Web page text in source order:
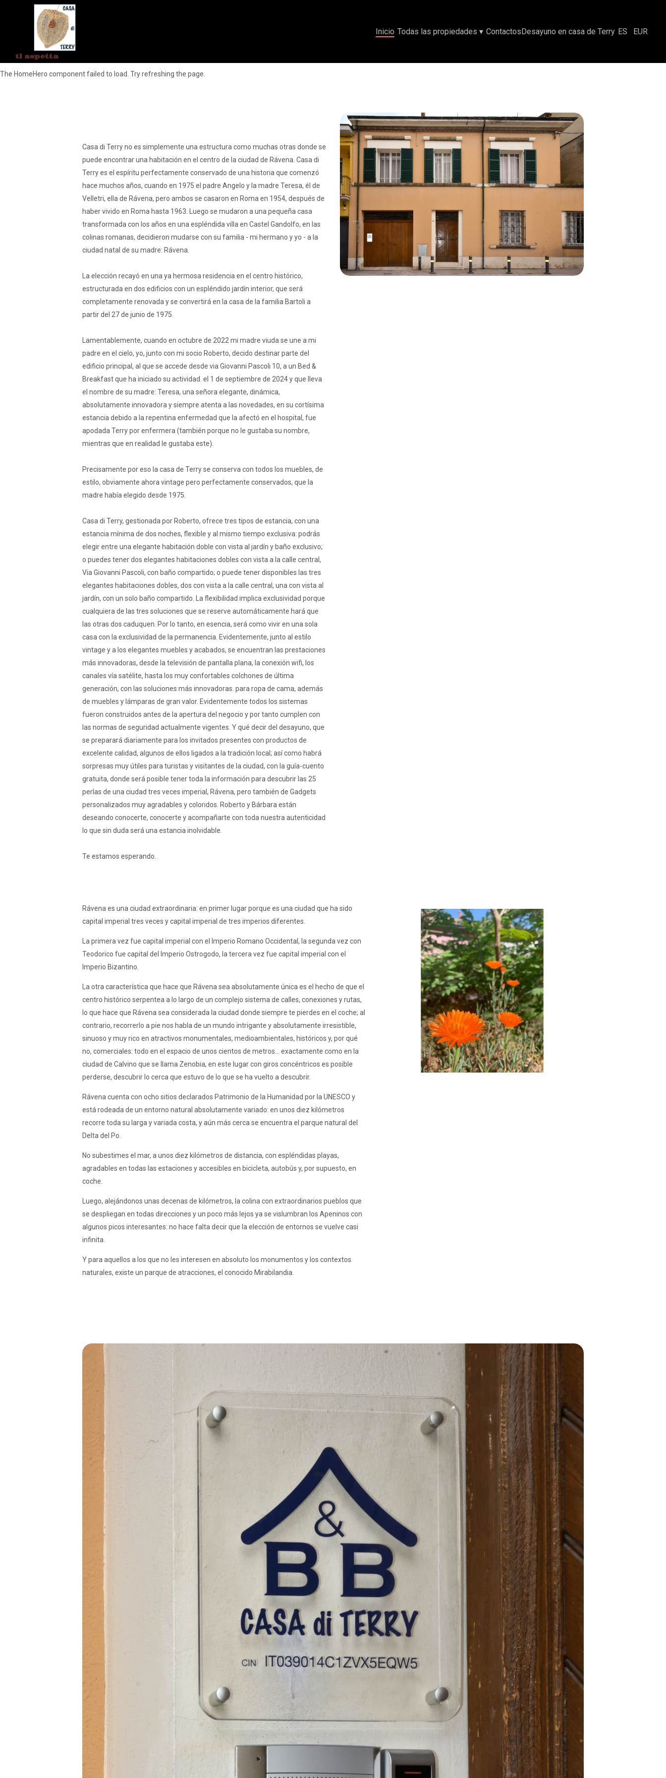
ti aspetta
Inicio Todas las propiedades ▾ Contactos Desayuno en casa de Terry ES EUR
The HomeHero component failed to load. Try refreshing the page.
Casa di Terry no es simplemente una estructura como muchas otras donde se
puede encontrar una habitación en el centro de la ciudad de Rávena. Casa di
Terry es el espíritu perfectamente conservado de una historia que comenzó
hace muchos años, cuando en 1975 el padre Angelo y la madre Teresa, él de
Velletri, ella de Rávena, pero ambos se casaron en Roma en 1954, después de
haber vivido en Roma hasta 1963. Luego se mudaron a una pequeña casa
transformada con los años en una espléndida villa en Castel Gandolfo, en las
colinas romanas, decidieron mudarse con su familia - mi hermano y yo - a la
ciudad natal de su madre: Rávena.
La elección recayó en una ya hermosa residencia en el centro histórico,
estructurada en dos edificios con un espléndido jardín interior, que será
completamente renovada y se convertirá en la casa de la familia Bartoli a
partir del 27 de junio de 1975.
Lamentablemente, cuando en octubre de 2022 mi madre viuda se une a mi
padre en el cielo, yo, junto con mi socio Roberto, decido destinar parte del
edificio principal, al que se accede desde via Giovanni Pascoli 10, a un Bed &
Breakfast que ha iniciado su actividad. el 1 de septiembre de 2024 y que lleva
el nombre de su madre: Teresa, una señora elegante, dinámica,
absolutamente innovadora y siempre atenta a las novedades, en su cortísima
estancia debido a la repentina enfermedad que la afectó en el hospital, fue
apodada Terry por enfermera (también porque no le gustaba su nombre,
mientras que en realidad le gustaba este).
Precisamente por eso la casa de Terry se conserva con todos los muebles, de
estilo, obviamente ahora vintage pero perfectamente conservados, que la
madre había elegido desde 1975.
Casa di Terry, gestionada por Roberto, ofrece tres tipos de estancia, con una
estancia mínima de dos noches, flexible y al mismo tiempo exclusiva: podrás
elegir entre una elegante habitación doble con vista al jardín y baño exclusivo;
o puedes tener dos elegantes habitaciones dobles con vista a la calle central,
Via Giovanni Pascoli, con baño compartido; o puede tener disponibles las tres
elegantes habitaciones dobles, dos con vista a la calle central, una con vista al
jardín, con un solo baño compartido. La flexibilidad implica exclusividad porque
cualquiera de las tres soluciones que se reserve automáticamente hará que
las otras dos caduquen. Por lo tanto, en esencia, será como vivir en una sola
casa con la exclusividad de la permanencia. Evidentemente, junto al estilo
vintage y a los elegantes muebles y acabados, se encuentran las prestaciones
más innovadoras, desde la televisión de pantalla plana, la conexión wifi, los
canales vía satélite, hasta los muy confortables colchones de última
generación, con las soluciones más innovadoras. para ropa de cama, además
de muebles y lámparas de gran valor. Evidentemente todos los sistemas
fueron construidos antes de la apertura del negocio y por tanto cumplen con
las normas de seguridad actualmente vigentes. Y qué decir del desayuno, que
se preparará diariamente para los invitados presentes con productos de
excelente calidad, algunos de ellos ligados a la tradición local; así como habrá
sorpresas muy útiles para turistas y visitantes de la ciudad, con la guía-cuento
gratuita, donde será posible tener toda la información para descubrir las 25
perlas de una ciudad tres veces imperial, Rávena, pero también de Gadgets
personalizados muy agradables y coloridos. Roberto y Bárbara están
deseando conocerte, conocerte y acompañarte con toda nuestra autenticidad
lo que sin duda será una estancia inolvidable.
Te estamos esperando.
Rávena es una ciudad extraordinaria: en primer lugar porque es una ciudad que ha sido
capital imperial tres veces y capital imperial de tres imperios diferentes.
La primera vez fue capital imperial con el Imperio Romano Occidental, la segunda vez con
Teodorico fue capital del Imperio Ostrogodo, la tercera vez fue capital imperial con el
Imperio Bizantino.
La otra característica que hace que Rávena sea absolutamente única es el hecho de que el
centro histórico serpentea a lo largo de un complejo sistema de calles, conexiones y rutas,
lo que hace que Rávena sea considerada la ciudad donde siempre te pierdes en el coche; al
contrario, recorrerlo a pie nos habla de un mundo intrigante y absolutamente irresistible,
sinuoso y muy rico en atractivos monumentales, medioambientales, históricos y, por qué
no, comerciales: todo en el espacio de unos cientos de metros... exactamente como en la
ciudad de Calvino que se llama Zenobia, en este lugar con giros concéntricos es posible
perderse, descubrir lo cerca que estuvo de lo que se ha vuelto a descubrir.
Rávena cuenta con ocho sitios declarados Patrimonio de la Humanidad por la UNESCO y
está rodeada de un entorno natural absolutamente variado: en unos diez kilómetros
recorre toda su larga y variada costa, y aún más cerca se encuentra el parque natural del
Delta del Po.
No subestimes el mar, a unos diez kilómetros de distancia, con espléndidas playas,
agradables en todas las estaciones y accesibles en bicicleta, autobús y, por supuesto, en
coche.
Luego, alejándonos unas decenas de kilómetros, la colina con extraordinarios pueblos que
se despliegan en todas direcciones y un poco más lejos ya se vislumbran los Apeninos con
algunos picos interesantes: no hace falta decir que la elección de entornos se vuelve casi
infinita.
Y para aquellos a los que no les interesen en absoluto los monumentos y los contextos
naturales, existe un parque de atracciones, el conocido Mirabilandia.